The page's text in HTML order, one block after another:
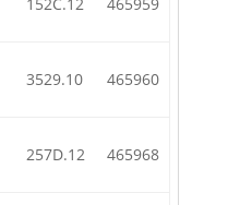
3529.10 465960
257D.12 465968